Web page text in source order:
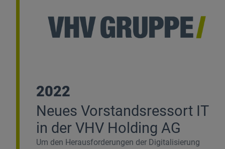
2022
Neues Vorstandsressort IT
in der VHV Holding AG
Um den Herausforderungen der Digitalisierung